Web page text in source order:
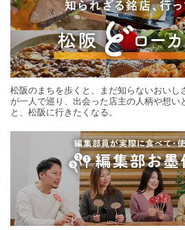
松阪のまちを歩くと、まだ知らないおい
が一人で巡り、出会った店主の人柄や想い
と、松阪に行きたくなる。